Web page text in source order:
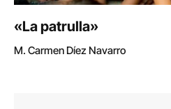
«La patrulla»
M. Carmen Díez Navarro